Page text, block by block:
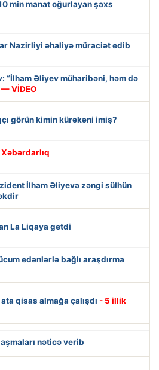
min manat oğurlayan şəxs
Nazirliyi əhaliyə müraciət edib
“İlham Əliyev müharibəni, həm də
— VİDEO
görün kimin kürəkəni imiş?
Xəbərdarlıq
İlham Əliyevə zəngi sülhün
La Liqaya getdi
edənlərlə bağlı araşdırma
qisas almağa çalışdı - 5 illik
nəticə verib